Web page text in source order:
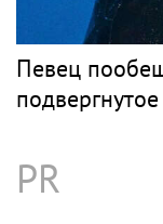
Певец
PR